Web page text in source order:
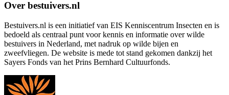
Over bestuivers.nl
Bestuivers.nl is een initiatief van EIS Kenniscentrum Insecten en is
bedoeld als centraal punt voor kennis en informatie over wilde
bestuivers in Nederland, met nadruk op wilde bijen en
zweefvliegen. De website is mede tot stand gekomen dankzij het
Sayers Fonds van het Prins Bernhard Cultuurfonds.